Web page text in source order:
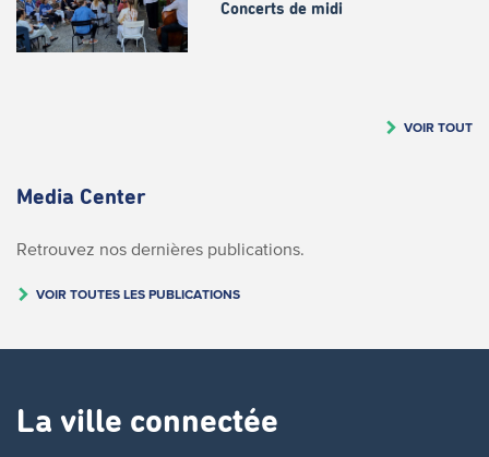
Concerts de midi
VOIR TOUT
Media Center
Retrouvez nos dernières publications.
VOIR TOUTES LES PUBLICATIONS
La ville connectée